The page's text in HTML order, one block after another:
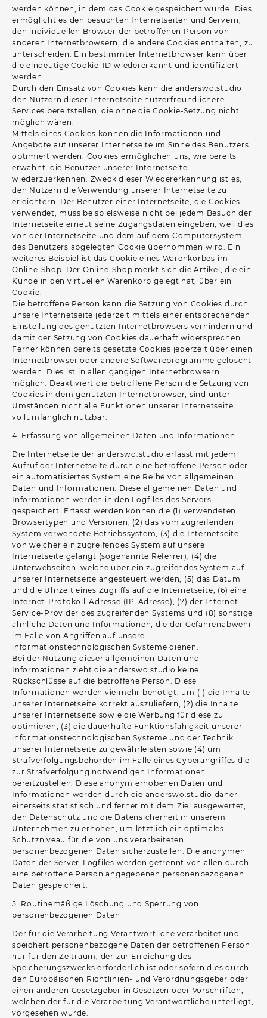
werden können, in dem das Cookie gespeichert wurde. Dies
ermöglicht es den besuchten Internetseiten und Servern,
den individuellen Browser der betroffenen Person von
anderen Internetbrowsern, die andere Cookies enthalten, zu
unterscheiden. Ein bestimmter Internetbrowser kann über
die eindeutige Cookie-ID wiedererkannt und identifiziert
werden.
Durch den Einsatz von Cookies kann die anderswo.studio
den Nutzern dieser Internetseite nutzerfreundlichere
Services bereitstellen, die ohne die Cookie-Setzung nicht
möglich wären.
Mittels eines Cookies können die Informationen und
Angebote auf unserer Internetseite im Sinne des Benutzers
optimiert werden. Cookies ermöglichen uns, wie bereits
erwähnt, die Benutzer unserer Internetseite
wiederzuerkennen. Zweck dieser Wiedererkennung ist es,
den Nutzern die Verwendung unserer Internetseite zu
erleichtern. Der Benutzer einer Internetseite, die Cookies
verwendet, muss beispielsweise nicht bei jedem Besuch der
Internetseite erneut seine Zugangsdaten eingeben, weil dies
von der Internetseite und dem auf dem Computersystem
des Benutzers abgelegten Cookie übernommen wird. Ein
weiteres Beispiel ist das Cookie eines Warenkorbes im
Online-Shop. Der Online-Shop merkt sich die Artikel, die ein
Kunde in den virtuellen Warenkorb gelegt hat, über ein
Cookie.
Die betroffene Person kann die Setzung von Cookies durch
unsere Internetseite jederzeit mittels einer entsprechenden
Einstellung des genutzten Internetbrowsers verhindern und
damit der Setzung von Cookies dauerhaft widersprechen.
Ferner können bereits gesetzte Cookies jederzeit über einen
Internetbrowser oder andere Softwareprogramme gelöscht
werden. Dies ist in allen gängigen Internetbrowsern
möglich. Deaktiviert die betroffene Person die Setzung von
Cookies in dem genutzten Internetbrowser, sind unter
Umständen nicht alle Funktionen unserer Internetseite
vollumfänglich nutzbar.
4. Erfassung von allgemeinen Daten und Informationen
Die Internetseite der anderswo.studio erfasst mit jedem
Aufruf der Internetseite durch eine betroffene Person oder
ein automatisiertes System eine Reihe von allgemeinen
Daten und Informationen. Diese allgemeinen Daten und
Informationen werden in den Logfiles des Servers
gespeichert. Erfasst werden können die (1) verwendeten
Browsertypen und Versionen, (2) das vom zugreifenden
System verwendete Betriebssystem, (3) die Internetseite,
von welcher ein zugreifendes System auf unsere
Internetseite gelangt (sogenannte Referrer), (4) die
Unterwebseiten, welche über ein zugreifendes System auf
unserer Internetseite angesteuert werden, (5) das Datum
und die Uhrzeit eines Zugriffs auf die Internetseite, (6) eine
Internet-Protokoll-Adresse (IP-Adresse), (7) der Internet-
Service-Provider des zugreifenden Systems und (8) sonstige
ähnliche Daten und Informationen, die der Gefahrenabwehr
im Falle von Angriffen auf unsere
informationstechnologischen Systeme dienen.
Bei der Nutzung dieser allgemeinen Daten und
Informationen zieht die anderswo.studio keine
Rückschlüsse auf die betroffene Person. Diese
Informationen werden vielmehr benötigt, um (1) die Inhalte
unserer Internetseite korrekt auszuliefern, (2) die Inhalte
unserer Internetseite sowie die Werbung für diese zu
optimieren, (3) die dauerhafte Funktionsfähigkeit unserer
informationstechnologischen Systeme und der Technik
unserer Internetseite zu gewährleisten sowie (4) um
Strafverfolgungsbehörden im Falle eines Cyberangriffes die
zur Strafverfolgung notwendigen Informationen
bereitzustellen. Diese anonym erhobenen Daten und
Informationen werden durch die anderswo.studio daher
einerseits statistisch und ferner mit dem Ziel ausgewertet,
den Datenschutz und die Datensicherheit in unserem
Unternehmen zu erhöhen, um letztlich ein optimales
Schutzniveau für die von uns verarbeiteten
personenbezogenen Daten sicherzustellen. Die anonymen
Daten der Server-Logfiles werden getrennt von allen durch
eine betroffene Person angegebenen personenbezogenen
Daten gespeichert.
5. Routinemäßige Löschung und Sperrung von
personenbezogenen Daten
Der für die Verarbeitung Verantwortliche verarbeitet und
speichert personenbezogene Daten der betroffenen Person
nur für den Zeitraum, der zur Erreichung des
Speicherungszwecks erforderlich ist oder sofern dies durch
den Europäischen Richtlinien- und Verordnungsgeber oder
einen anderen Gesetzgeber in Gesetzen oder Vorschriften,
welchen der für die Verarbeitung Verantwortliche unterliegt,
vorgesehen wurde.